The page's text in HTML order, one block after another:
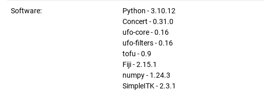
Software:
Python - 3.10.12
Concert - 0.31.0
ufo-core - 0.16
ufo-filters - 0.16
tofu - 0.9
Fiji - 2.15.1
numpy - 1.24.3
SimpleITK - 2.3.1